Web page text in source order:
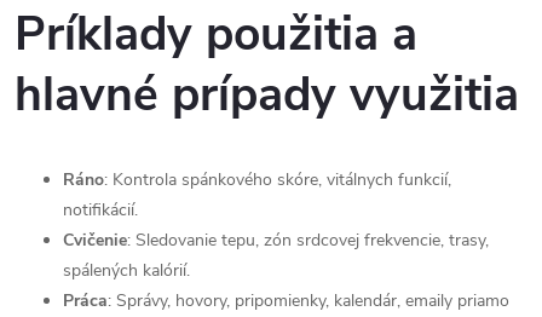
Príklady použitia a
hlavné prípady využitia
Ráno: Kontrola spánkového skóre, vitálnych funkcií,
notifikácií.
Cvičenie: Sledovanie tepu, zón srdcovej frekvencie, trasy,
spálených kalórií.
Práca: Správy, hovory, pripomienky, kalendár, emaily priamo